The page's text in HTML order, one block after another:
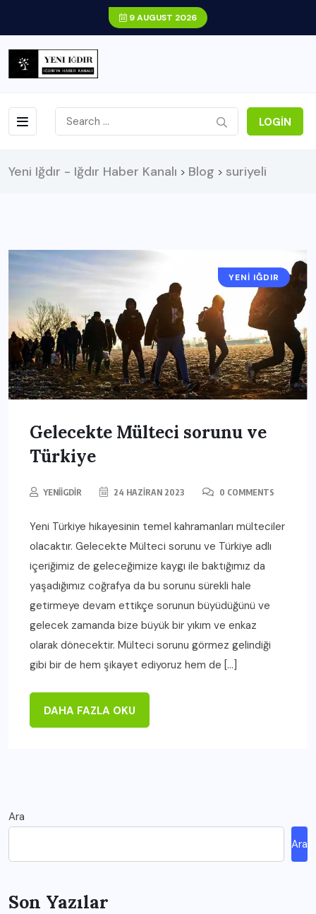
9 AUGUST 2026
LOGIN
Yeni Iğdır - Iğdır Haber Kanalı > Blog > suriyeli
YENI IĞDIR
Gelecekte Mülteci sorunu ve
Türkiye
YENIIGDIR 24 HAZIRAN 2023 0 COMMENTS
Yeni Türkiye hikayesinin temel kahramanları mülteciler
olacaktır. Gelecekte Mülteci sorunu ve Türkiye adlı
içeriğimiz de geleceğimize kaygı ile baktığımız da
yaşadığımız coğrafya da bu sorunu sürekli hale
getirmeye devam ettikçe sorunun büyüdüğünü ve
gelecek zamanda bize büyük bir yıkım ve enkaz
olarak dönecektir. Mülteci sorunu görmez gelindiği
gibi bir de hem şikayet ediyoruz hem de […]
DAHA FAZLA OKU
Ara
Ara
Son Yazılar